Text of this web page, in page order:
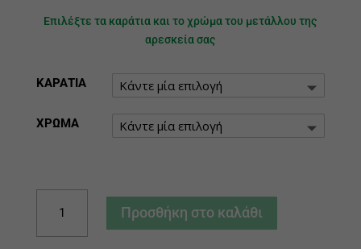
Επιλέξτε τα καράτια και το χρώμα του μετάλλου της
αρεσκεία σας
ΚΑΡΑΤΙΑ
ΧΡΩΜΑ
Γυναικείος
Χειροποίητος
Προσθήκη στο καλάθι